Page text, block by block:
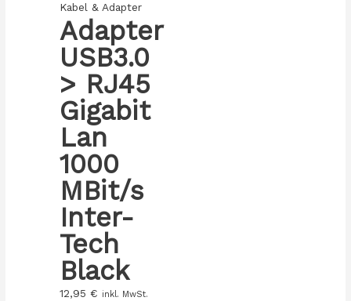
Kabel & Adapter
Adapter
USB3.0
> RJ45
Gigabit
Lan
1000
MBit/s
Inter-
Tech
Black
12,95 € inkl. MwSt.